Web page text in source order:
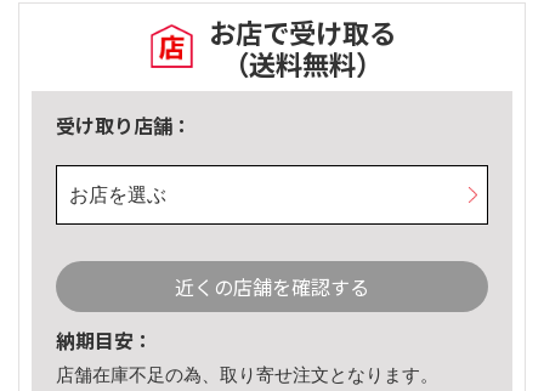
お店で受け取る
（送料無料）
受け取り店舗：
お店を選ぶ
近くの店舗を確認する
納期目安：
店舗在庫不足の為、取り寄せ注文となります。